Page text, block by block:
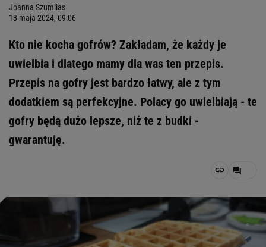
Joanna Szumilas
13 maja 2024, 09:06
Kto nie kocha gofrów? Zakładam, że każdy je
uwielbia i dlatego mamy dla was ten przepis.
Przepis na gofry jest bardzo łatwy, ale z tym
dodatkiem są perfekcyjne. Polacy go uwielbiają - te
gofry będą dużo lepsze, niż te z budki -
gwarantuję.